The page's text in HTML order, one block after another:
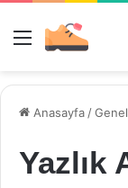
Menü
Anasayfa /Genel
Yazlık